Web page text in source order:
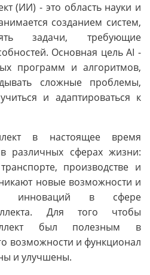
(ИИ) - это область науки и
созданием систем,
задачи, требующие
Основная цель AI -
программ и алгоритмов,
сложные проблемы,
и адаптироваться к
в настоящее время
различных сферах жизни:
производстве и
новые возможности и
инноваций в сфере
Для того чтобы
был полезным в
возможности и функционал
и улучшены.